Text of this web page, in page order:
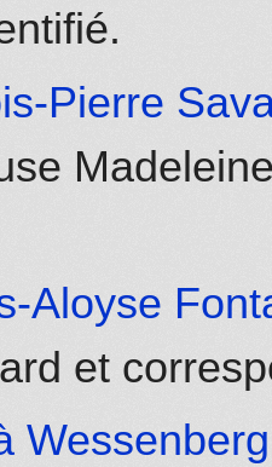
Pierre
Aloyse
et